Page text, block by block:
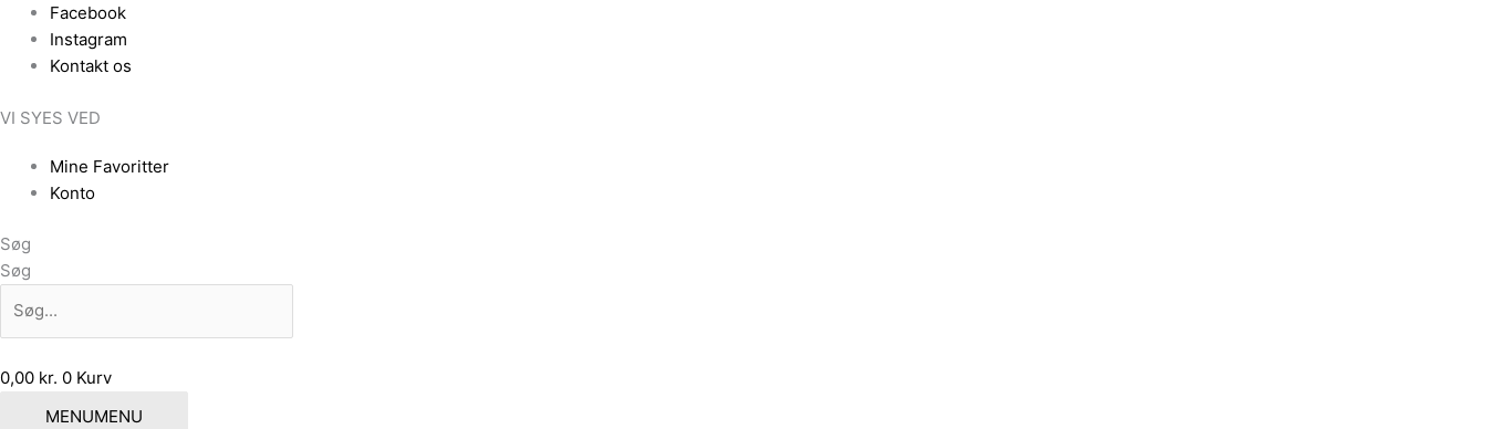
indholdet
Facebook
Instagram
Kontakt os
VI SYES VED
Mine Favoritter
Konto
Søg
Søg
0,00 kr. 0 Kurv
MENUMENU